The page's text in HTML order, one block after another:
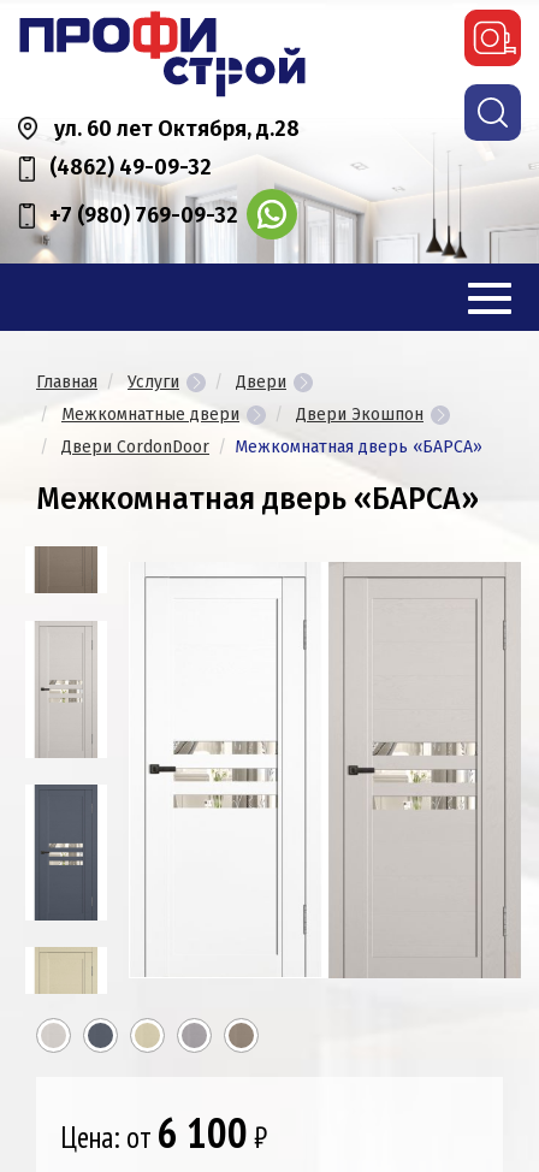
ул. 60 лет Октября, д.28
(4862) 49-09-32
+7 (980) 769-09-32
Главная Услуги
Двери
Межкомнатные двери
Двери Экошпон
Двери CordonDoor
Межкомнатная дверь «БАРСА»
Межкомнатная дверь «БАРСА»
Цена: от 6 100₽